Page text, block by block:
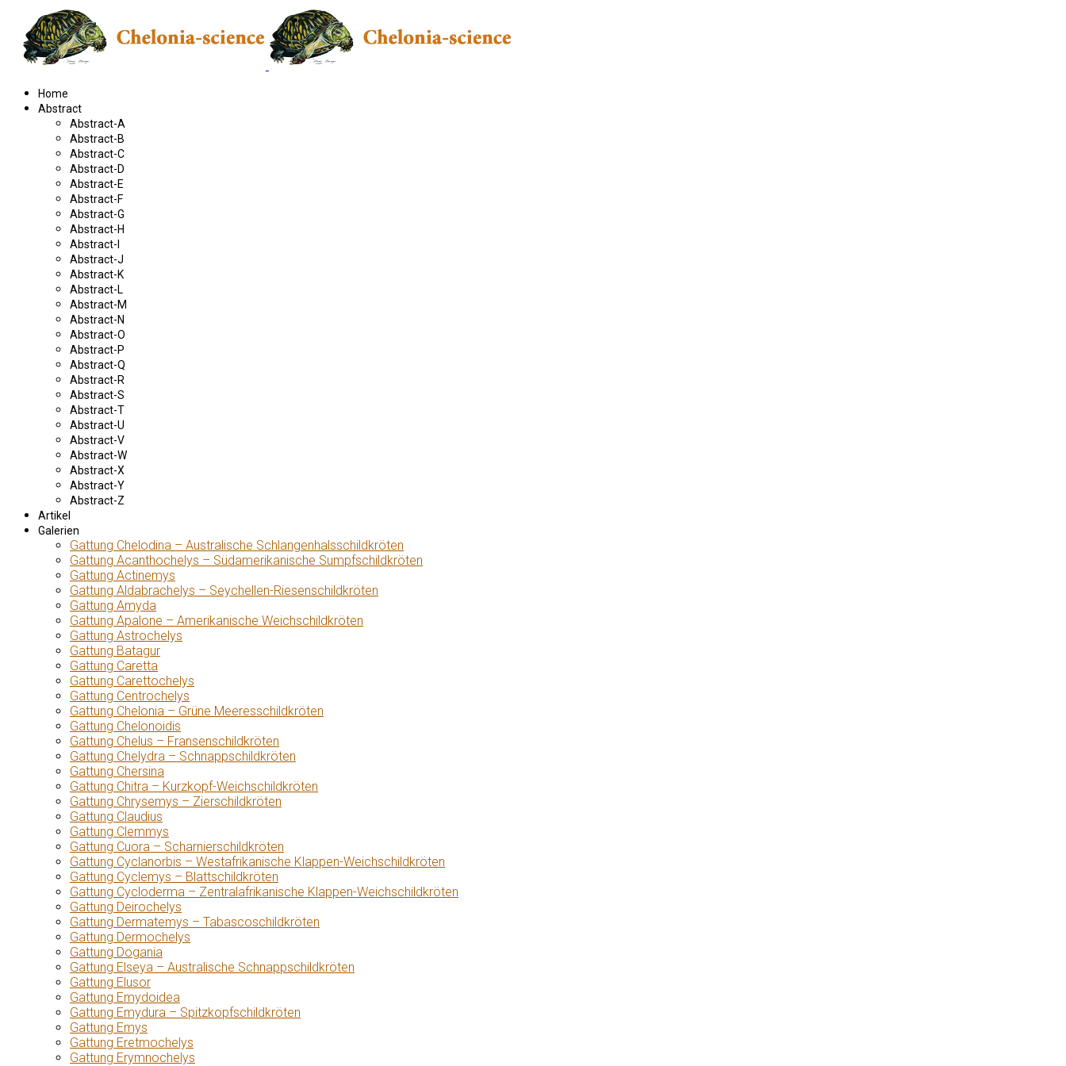
Home
Abstract
Abstract-A
Abstract-B
Abstract-C
Abstract-D
Abstract-E
Abstract-F
Abstract-G
Abstract-H
Abstract-I
Abstract-J
Abstract-K
Abstract-L
Abstract-M
Abstract-N
Abstract-O
Abstract-P
Abstract-Q
Abstract-R
Abstract-S
Abstract-T
Abstract-U
Abstract-V
Abstract-W
Abstract-X
Abstract-Y
Abstract-Z
Artikel
Galerien
Gattung Chelodina – Australische Schlangenhalsschildkröten
Gattung Acanthochelys – Südamerikanische Sumpfschildkröten
Gattung Actinemys
Gattung Aldabrachelys – Seychellen-Riesenschildkröten
Gattung Amyda
Gattung Apalone – Amerikanische Weichschildkröten
Gattung Astrochelys
Gattung Batagur
Gattung Caretta
Gattung Carettochelys
Gattung Centrochelys
Gattung Chelonia – Grüne Meeresschildkröten
Gattung Chelonoidis
Gattung Chelus – Fransenschildkröten
Gattung Chelydra – Schnappschildkröten
Gattung Chersina
Gattung Chitra – Kurzkopf-Weichschildkröten
Gattung Chrysemys – Zierschildkröten
Gattung Claudius
Gattung Clemmys
Gattung Cuora – Scharnierschildkröten
Gattung Cyclanorbis – Westafrikanische Klappen-Weichschildkröten
Gattung Cyclemys – Blattschildkröten
Gattung Cycloderma – Zentralafrikanische Klappen-Weichschildkröten
Gattung Deirochelys
Gattung Dermatemys – Tabascoschildkröten
Gattung Dermochelys
Gattung Dogania
Gattung Elseya – Australische Schnappschildkröten
Gattung Elusor
Gattung Emydoidea
Gattung Emydura – Spitzkopfschildkröten
Gattung Emys
Gattung Eretmochelys
Gattung Erymnochelys